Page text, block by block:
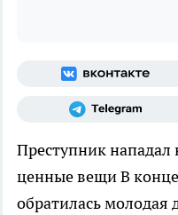
Преступник
ценные вещиВ
обратилась молодая